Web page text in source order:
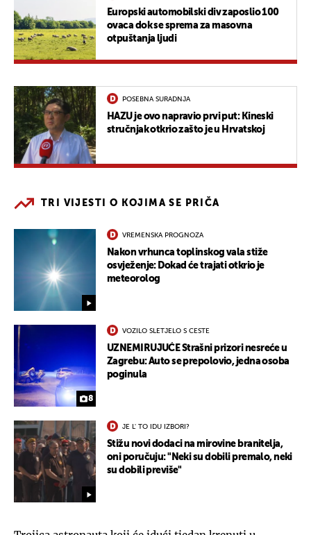
Europski automobilski div zaposlio 100
ovaca dok se sprema za masovna
otpuštanja ljudi
POSEBNA SURADNJA
HAZU je ovo napravio prvi put: Kineski
stručnjak otkrio zašto je u Hrvatskoj
TRI VIJESTI O KOJIMA SE PRIČA
VREMENSKA PROGNOZA
Nakon vrhunca toplinskog vala stiže
osvježenje: Dokad će trajati otkrio je
meteorolog
8
VOZILO SLETJELO S CESTE
UZNEMIRUJUĆE Strašni prizori nesreće u
Zagrebu: Auto se prepolovio, jedna osoba
poginula
JE L' TO IDU IZBORI?
Stižu novi dodaci na mirovine branitelja,
oni poručuju: "Neki su dobili premalo, neki
su dobili previše"